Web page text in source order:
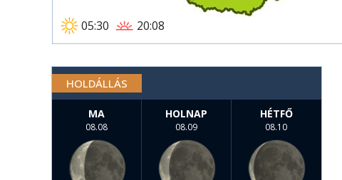
05:30 20:08
HOLDÁLLÁS
MA
08.08
HOLNAP
08.09
HÉTFŐ
08.10